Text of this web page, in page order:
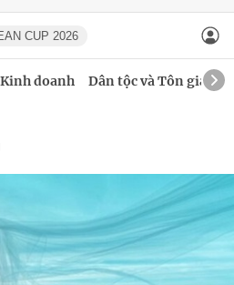
CUP 2026
Kinh doanh Dân tộc và Tôn giáo